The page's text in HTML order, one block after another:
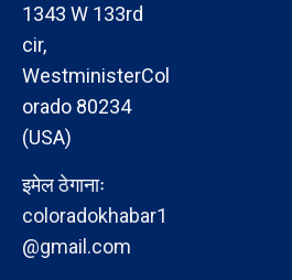
1343 W 133rd
cir,
WestministerCol
orado 80234
(USA)
इमेल ठेगानाः
coloradokhabar1
@gmail.com